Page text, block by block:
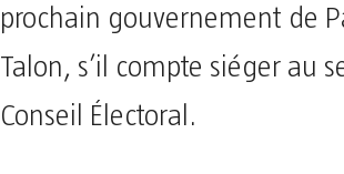
prochain gouvernement de
Talon, s’il compte siéger au
Conseil Électoral.